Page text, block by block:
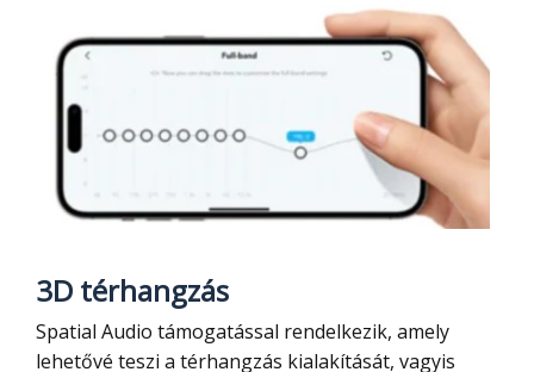
3D térhangzás
Spatial Audio támogatással rendelkezik, amely
lehetővé teszi a térhangzás kialakítását, vagyis